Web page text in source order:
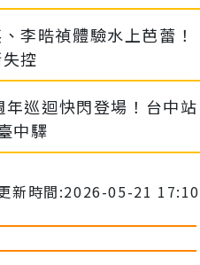
李晧禎體驗水上芭蕾！
控
年巡迴快閃登場！台中站
中驛
新時間:2026-05-21 17:10